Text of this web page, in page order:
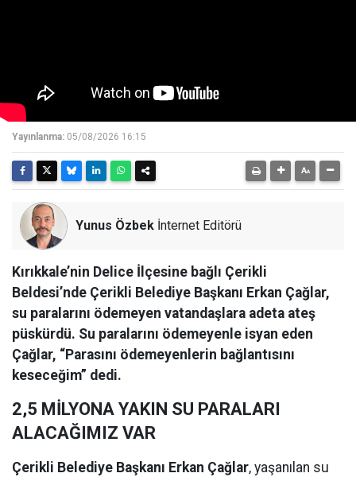
Yayınlanma: 05/08/2026 16:15
Yunus Özbek İnternet Editörü
Kırıkkale’nin Delice İlçesine bağlı Çerikli
Beldesi’nde Çerikli Belediye Başkanı Erkan Çağlar,
su paralarını ödemeyen vatandaşlara adeta ateş
püskürdü. Su paralarını ödemeyenle isyan eden
Çağlar, “Parasını ödemeyenlerin bağlantısını
keseceğim” dedi.
2,5 MİLYONA YAKIN SU PARALARI
ALACAĞIMIZ VAR
Çerikli Belediye Başkanı Erkan Çağlar, yaşanılan su